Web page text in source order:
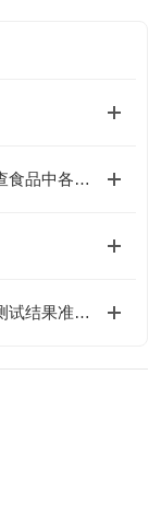
食品安全检测试剂应用价值解析，快速筛查食品中各类有害残留物质
辣度检测仪的日常维护与校准方法：确保测试结果准确性的关键技巧